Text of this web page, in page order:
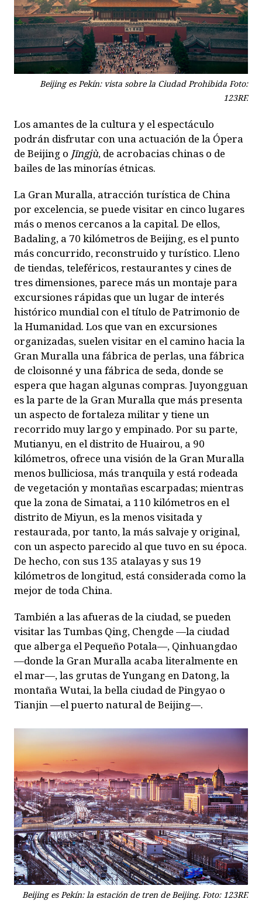
Beijing es Pekín: vista sobre la Ciudad Prohibida Foto:
123RF.
Los amantes de la cultura y el espectáculo
podrán disfrutar con una actuación de la Ópera
de Beijing o Jīngjù, de acrobacias chinas o de
bailes de las minorías étnicas.
La Gran Muralla, atracción turística de China
por excelencia, se puede visitar en cinco lugares
más o menos cercanos a la capital. De ellos,
Badaling, a 70 kilómetros de Beijing, es el punto
más concurrido, reconstruido y turístico. Lleno
de tiendas, teleféricos, restaurantes y cines de
tres dimensiones, parece más un montaje para
excursiones rápidas que un lugar de interés
histórico mundial con el título de Patrimonio de
la Humanidad. Los que van en excursiones
organizadas, suelen visitar en el camino hacia la
Gran Muralla una fábrica de perlas, una fábrica
de cloisonné y una fábrica de seda, donde se
espera que hagan algunas compras. Juyongguan
es la parte de la Gran Muralla que más presenta
un aspecto de fortaleza militar y tiene un
recorrido muy largo y empinado. Por su parte,
Mutianyu, en el distrito de Huairou, a 90
kilómetros, ofrece una visión de la Gran Muralla
menos bulliciosa, más tranquila y está rodeada
de vegetación y montañas escarpadas; mientras
que la zona de Simatai, a 110 kilómetros en el
distrito de Miyun, es la menos visitada y
restaurada, por tanto, la más salvaje y original,
con un aspecto parecido al que tuvo en su época.
De hecho, con sus 135 atalayas y sus 19
kilómetros de longitud, está considerada como la
mejor de toda China.
También a las afueras de la ciudad, se pueden
visitar las Tumbas Qing, Chengde —la ciudad
que alberga el Pequeño Potala—, Qinhuangdao
—donde la Gran Muralla acaba literalmente en
el mar—, las grutas de Yungang en Datong, la
montaña Wutai, la bella ciudad de Pingyao o
Tianjin —el puerto natural de Beijing—.
Beijing es Pekín: la estación de tren de Beijing. Foto: 123RF.